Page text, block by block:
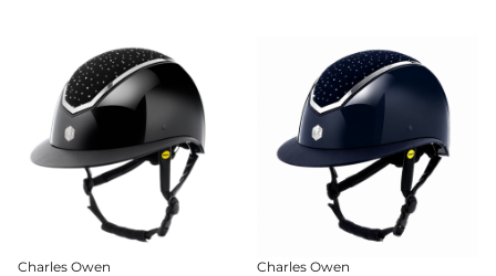
Charles Owen Charles Owen